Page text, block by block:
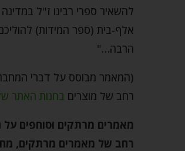
להשאיר ספרי רבינו ז"ל
אלף-בית (ספר המידות)
הרבה…"
(המאמר מבוסס על דברי
רחב של מוצרים בחנות האתר
מאמרים מרתקים וסוחפים על
רחב של מאמרים מרתקים,